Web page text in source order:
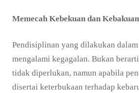
Memecah Kebekuan dan Kebakuan
Pendisiplinan yang dilakukan dalam
mengalami kegagalan. Bukan
tidak diperlukan, namun apabila
disertai keterbukaan terhadap